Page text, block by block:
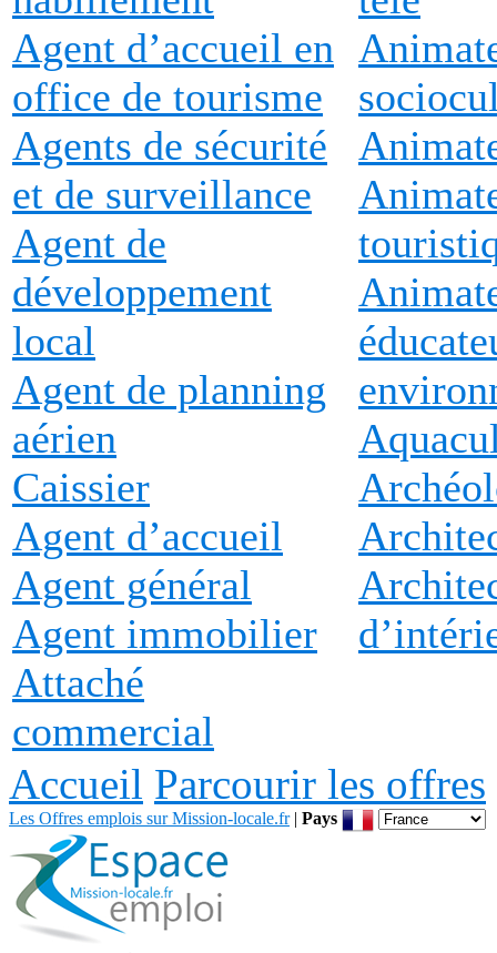
Agent d’accueil en
office de tourisme
Agents de sécurité
et de surveillance
Agent de
développement
local
Agent de planning
aérien
Caissier
Agent d’accueil
Agent général
Agent immobilier
Attaché
commercial
Accueil Parcourir les offres
Les Offres emplois sur Mission-locale.fr| Pays